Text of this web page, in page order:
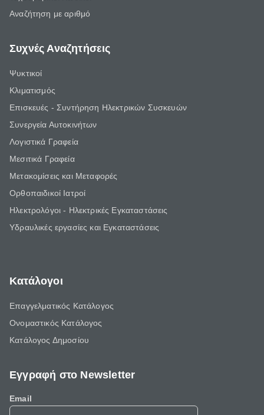
Αναζήτηση με αριθμό
Συχνές Αναζητήσεις
Ψυκτικοί
Κλιματισμός
Επισκευές - Συντήρηση Ηλεκτρικών Συσκευών
Συνεργεία Αυτοκινήτων
Λογιστικά Γραφεία
Μεσιτικά Γραφεία
Μετακομίσεις και Μεταφορές
Ορθοπαιδικοί Ιατροί
Ηλεκτρολόγοι - Ηλεκτρικές Εγκαταστάσεις
Υδραυλικές εργασίες και Εγκαταστάσεις
Κατάλογοι
Επαγγελματικός Κατάλογος
Ονομαστικός Κατάλογος
Κατάλογος Δημοσίου
Εγγραφή στο Newsletter
Email